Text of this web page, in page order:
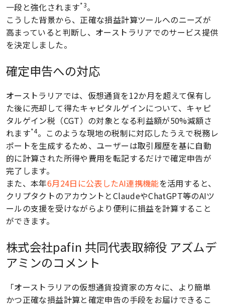
ホーム
製品・サービス
会社概要
チーム
一段と強化されます*3。
こうした背景から、正確な損益計算ツールへのニーズが
高まっていると判断し、オーストラリアでのサービス提供
を決定しました。
確定申告への対応
オーストラリアでは、仮想通貨を12か月を超えて保有し
た後に売却して得たキャピタルゲインについて、キャピ
タルゲイン税（CGT）の対象となる利益額が50%減額さ
れます*4。このような現地の税制に対応したうえで税務レ
ポートを生成するため、ユーザーは取引履歴を基に自動
的に計算された所得や費用を転記するだけで確定申告が
完了します。
また、本年6月24日に公表したAI連携機能を活用すると、
クリプタクトのアカウントとClaudeやChatGPT等のAIツ
ールの支援を受けながらより便利に損益を計算すること
ができます。
株式会社pafin 共同代表取締役 アズムデ
アミンのコメント
「オーストラリアの仮想通貨投資家の方々に、より簡単
かつ正確な損益計算と確定申告の手段をお届けできるこ